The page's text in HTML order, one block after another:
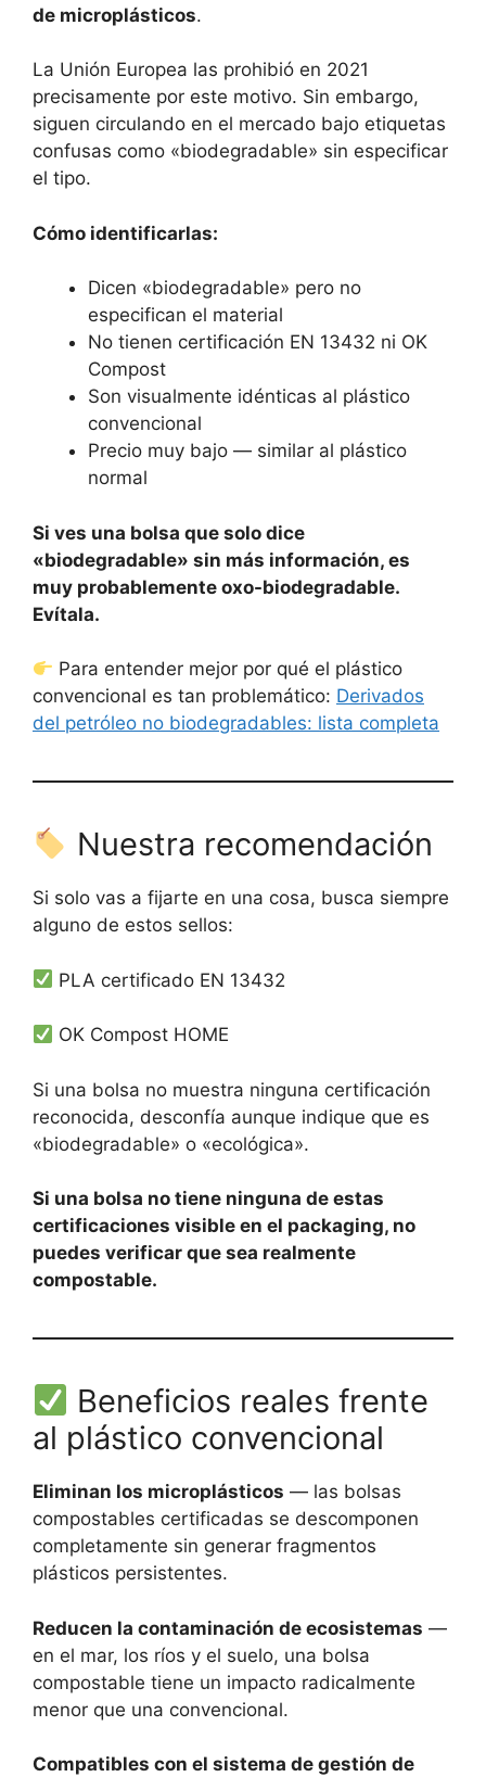
de microplásticos.
La Unión Europea las prohibió en 2021
precisamente por este motivo. Sin embargo,
siguen circulando en el mercado bajo etiquetas
confusas como «biodegradable» sin especificar
el tipo.
Cómo identificarlas:
Dicen «biodegradable» pero no
especifican el material
No tienen certificación EN 13432 ni OK
Compost
Son visualmente idénticas al plástico
convencional
Precio muy bajo — similar al plástico
normal
Si ves una bolsa que solo dice
«biodegradable» sin más información, es
muy probablemente oxo-biodegradable.
Evítala.
Para entender mejor por qué el plástico
convencional es tan problemático: Derivados
del petróleo no biodegradables: lista completa
Nuestra recomendación
Si solo vas a fijarte en una cosa, busca siempre
alguno de estos sellos:
PLA certificado EN 13432
OK Compost HOME
Si una bolsa no muestra ninguna certificación
reconocida, desconfía aunque indique que es
«biodegradable» o «ecológica».
Si una bolsa no tiene ninguna de estas
certificaciones visible en el packaging, no
puedes verificar que sea realmente
compostable.
Beneficios reales frente
al plástico convencional
Eliminan los microplásticos — las bolsas
compostables certificadas se descomponen
completamente sin generar fragmentos
plásticos persistentes.
Reducen la contaminación de ecosistemas —
en el mar, los ríos y el suelo, una bolsa
compostable tiene un impacto radicalmente
menor que una convencional.
Compatibles con el sistema de gestión de